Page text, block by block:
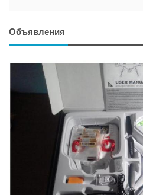
Объявления